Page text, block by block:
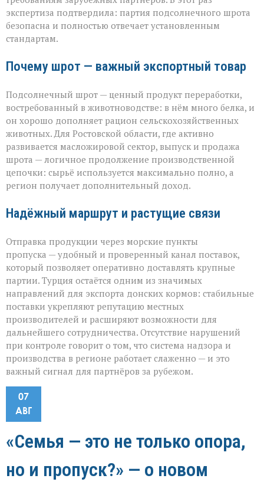
экспертиза подтвердила: партия подсолнечного шрота
безопасна и полностью отвечает установленным
стандартам.
Почему шрот — важный экспортный товар
Подсолнечный шрот — ценный продукт переработки,
востребованный в животноводстве: в нём много белка, и
он хорошо дополняет рацион сельскохозяйственных
животных. Для Ростовской области, где активно
развивается масложировой сектор, выпуск и продажа
шрота — логичное продолжение производственной
цепочки: сырьё используется максимально полно, а
регион получает дополнительный доход.
Надёжный маршрут и растущие связи
Отправка продукции через морские пункты
пропуска — удобный и проверенный канал поставок,
который позволяет оперативно доставлять крупные
партии. Турция остаётся одним из значимых
направлений для экспорта донских кормов: стабильные
поставки укрепляют репутацию местных
производителей и расширяют возможности для
дальнейшего сотрудничества. Отсутствие нарушений
при контроле говорит о том, что система надзора и
производства в регионе работает слаженно — и это
важный сигнал для партнёров за рубежом.
07
АВГ
«Семья — это не только опора,
но и пропуск?» — о новом